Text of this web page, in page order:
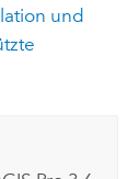
und